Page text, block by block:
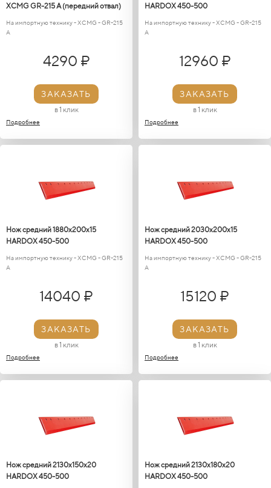
XCMG GR-215 A (передний отвал)
На импортную технику - XCMG - GR-215
A
4290 ₽
ЗАКАЗАТЬ
в 1 клик
Подробнее
HARDOX 450-500
На импортную технику - XCMG - GR-215
A
12960 ₽
ЗАКАЗАТЬ
в 1 клик
Подробнее
Нож средний 1880х200х15
HARDOX 450-500
На импортную технику - XCMG - GR-215
A
14040 ₽
ЗАКАЗАТЬ
в 1 клик
Подробнее
Нож средний 2030х200х15
HARDOX 450-500
На импортную технику - XCMG - GR-215
A
15120 ₽
ЗАКАЗАТЬ
в 1 клик
Подробнее
Нож средний 2130х150х20
HARDOX 450-500
Нож средний 2130х180х20
HARDOX 450-500